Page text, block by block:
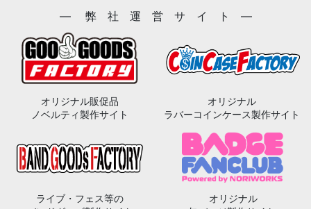
― 弊 社 運 営 サ イ ト ―
オリジナル販促品
ノベルティ製作サイト
オリジナル
ラバーコインケース製作サイト
ライブ・フェス等の
オリジナル